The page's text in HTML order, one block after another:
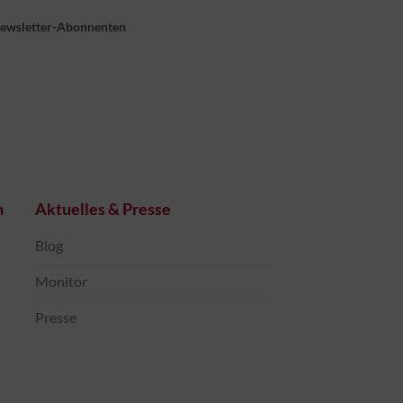
Abonnenten
Aktuelles & Presse
Blog
Monitor
Presse